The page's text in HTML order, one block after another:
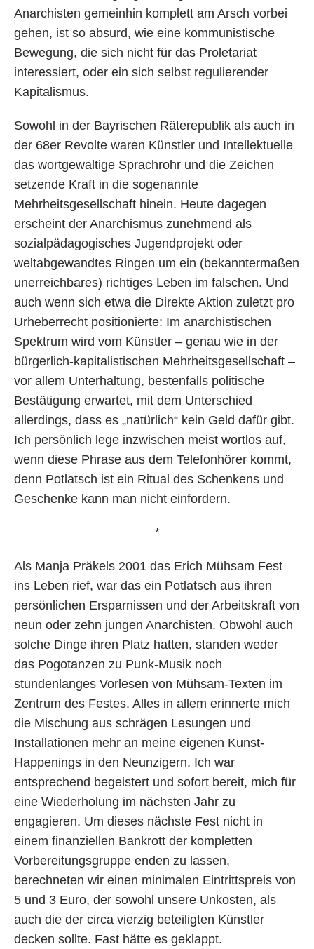
Anarchisten gemeinhin komplett am Arsch vorbei
gehen, ist so absurd, wie eine kommunistische
Bewegung, die sich nicht für das Proletariat
interessiert, oder ein sich selbst regulierender
Kapitalismus.
Sowohl in der Bayrischen Räterepublik als auch in
der 68er Revolte waren Künstler und Intellektuelle
das wortgewaltige Sprachrohr und die Zeichen
setzende Kraft in die sogenannte
Mehrheitsgesellschaft hinein. Heute dagegen
erscheint der Anarchismus zunehmend als
sozialpädagogisches Jugendprojekt oder
weltabgewandtes Ringen um ein (bekanntermaßen
unerreichbares) richtiges Leben im falschen. Und
auch wenn sich etwa die Direkte Aktion zuletzt pro
Urheberrecht positionierte: Im anarchistischen
Spektrum wird vom Künstler – genau wie in der
bürgerlich-kapitalistischen Mehrheitsgesellschaft –
vor allem Unterhaltung, bestenfalls politische
Bestätigung erwartet, mit dem Unterschied
allerdings, dass es „natürlich“ kein Geld dafür gibt.
Ich persönlich lege inzwischen meist wortlos auf,
wenn diese Phrase aus dem Telefonhörer kommt,
denn Potlatsch ist ein Ritual des Schenkens und
Geschenke kann man nicht einfordern.
*
Als Manja Präkels 2001 das Erich Mühsam Fest
ins Leben rief, war das ein Potlatsch aus ihren
persönlichen Ersparnissen und der Arbeitskraft von
neun oder zehn jungen Anarchisten. Obwohl auch
solche Dinge ihren Platz hatten, standen weder
das Pogotanzen zu Punk-Musik noch
stundenlanges Vorlesen von Mühsam-Texten im
Zentrum des Festes. Alles in allem erinnerte mich
die Mischung aus schrägen Lesungen und
Installationen mehr an meine eigenen Kunst-
Happenings in den Neunzigern. Ich war
entsprechend begeistert und sofort bereit, mich für
eine Wiederholung im nächsten Jahr zu
engagieren. Um dieses nächste Fest nicht in
einem finanziellen Bankrott der kompletten
Vorbereitungsgruppe enden zu lassen,
berechneten wir einen minimalen Eintrittspreis von
5 und 3 Euro, der sowohl unsere Unkosten, als
auch die der circa vierzig beteiligten Künstler
decken sollte. Fast hätte es geklappt.